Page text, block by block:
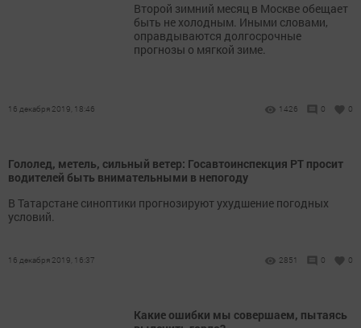
Второй зимний месяц в Москве обещает
быть не холодным. Иными словами,
оправдываются долгосрочные
прогнозы о мягкой зиме.
16 декабря 2019, 18:46 1426 0 0
Гололед, метель, сильный ветер: Госавтоинспекция РТ просит
водителей быть внимательными в непогоду
В Татарстане синоптики прогнозируют ухудшение погодных
условий.
16 декабря 2019, 16:37 2851 0 0
Какие ошибки мы совершаем, пытаясь